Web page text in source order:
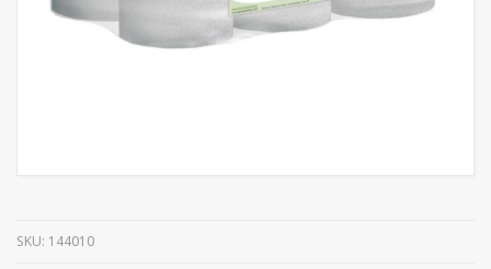
SKU: 144010